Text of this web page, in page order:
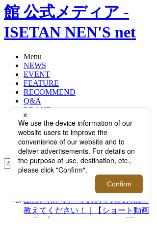
館 公式メディア -
ISETAN NEN'S net
Menu
NEWS
EVENT
FEATURE
RECOMMEND
Q&A
BRAND
FLOOR
RANKING
ONLINE STORE
SERVICE
検索
山形さん、スーツのお手入れ方法を
教えてください！｜【ショート動画